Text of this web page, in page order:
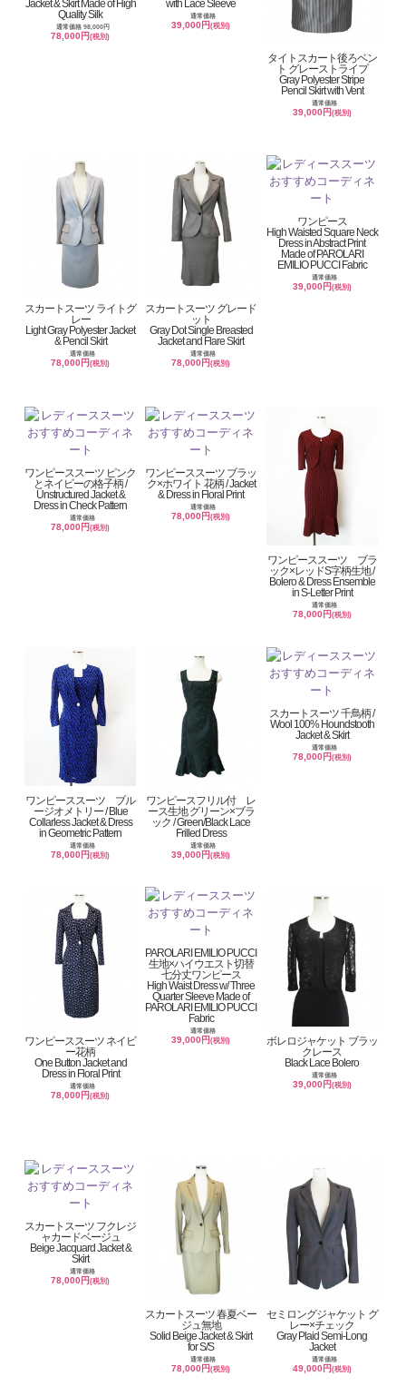
Jacket & Skirt Made of High
Quality Silk
通常価格 98,000円
78,000円(税別)
with Lace Sleeve
通常価格
39,000円(税別)
タイトスカート後ろベン
ト グレーストライプ
Gray Polyester Stripe
Pencil Skirt with Vent
通常価格
39,000円 (税別)
スカートスーツ ライトグ
レー
Light Gray Polyester Jacket
& Pencil Skirt
通常価格
78,000円(税別)
スカートスーツ グレード
ット
Gray Dot Single Breasted
Jacket and Flare Skirt
通常価格
78,000円(税別)
ワンピース
High Waisted Square Neck
Dress in Abstract Print
Made of PAROLARI
EMILIO PUCCI Fabric
通常価格
39,000円 (税別)
ワンピーススーツ ピンク
とネイビーの格子柄 /
Unstructured Jacket &
Dress in Check Pattern
通常価格
78,000円(税別)
ワンピーススーツ ブラッ
ク×ホワイト 花柄 / Jacket
& Dress in Floral Print
通常価格
78,000円(税別)
ワンピーススーツ ブラ
ック×レッドS字柄生地 /
Bolero & Dress Ensemble
in S-Letter Print
通常価格
78,000円 (税別)
ワンピーススーツ ブル
ージオメトリー / Blue
Collarless Jacket & Dress
in Geometric Pattern
通常価格
78,000円(税別)
ワンピースフリル付 レ
ース生地 グリーン×ブラ
ック / Green/Black Lace
Frilled Dress
通常価格
39,000円(税別)
スカートスーツ 千鳥柄 /
Wool 100% Houndstooth
Jacket & Skirt
通常価格
78,000円 (税別)
ワンピーススーツ ネイビ
ー花柄
One Button Jacket and
Dress in Floral Print
通常価格
78,000円(税別)
PAROLARI EMILIO PUCCI
生地×ハイウエスト切替
七分丈ワンピース
High Waist Dress w/ Three
Quarter Sleeve Made of
PAROLARI EMILIO PUCCI
Fabric
通常価格
39,000円(税別)
ボレロジャケット ブラッ
クレース
Black Lace Bolero
通常価格
39,000円 (税別)
スカートスーツ フクレジ
ャカードベージュ
Beige Jacquard Jacket &
Skirt
通常価格
78,000円(税別)
スカートスーツ 春夏ベー
ジュ無地
Solid Beige Jacket & Skirt
for S/S
通常価格
78,000円(税別)
セミロングジャケット グ
レー×チェック
Gray Plaid Semi-Long
Jacket
通常価格
49,000円 (税別)